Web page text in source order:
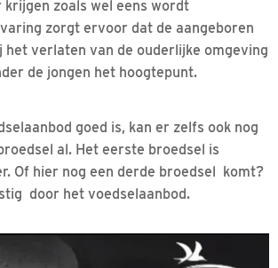
zoals wel eens wordt
zorgt ervoor dat de aangeboren
verlaten van de ouderlijke omgeving
de jongen het hoogtepunt.
goed is, kan er zelfs ook nog
al. Het eerste broedsel is
Of hier nog een derde broedsel komt?
door het voedselaanbod.